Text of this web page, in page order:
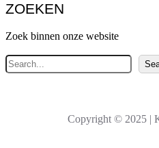
ZOEKEN
Zoek binnen onze website
Z
o
e
Copyright © 2025 |